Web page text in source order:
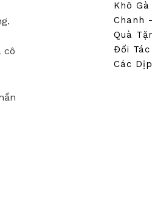
cô
Khô Gà
Chanh
Quà
Đối
Các